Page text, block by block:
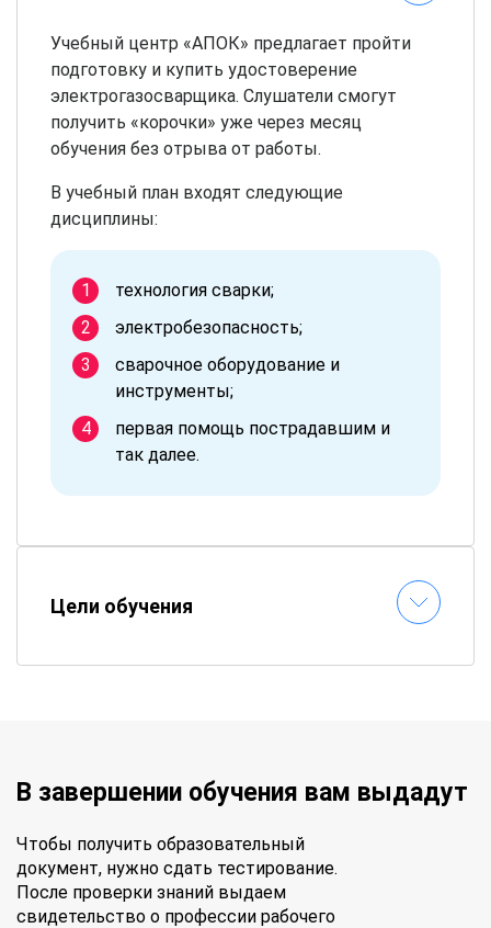
Учебный центр «АПОК» предлагает пройти
подготовку и купить удостоверение
электрогазосварщика. Слушатели смогут
получить «корочки» уже через месяц
обучения без отрыва от работы.
В учебный план входят следующие
дисциплины:
технология сварки;
электробезопасность;
сварочное оборудование и
инструменты;
первая помощь пострадавшим и
так далее.
Цели обучения
В завершении обучения вам выдадут
Чтобы получить образовательный
документ, нужно сдать тестирование.
После проверки знаний выдаем
свидетельство о профессии рабочего